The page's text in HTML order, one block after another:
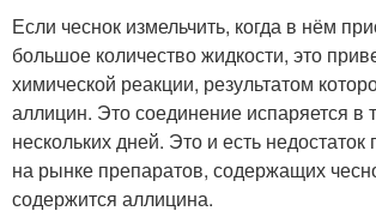
Если чеснок измельчить, когда в нём
большое количество жидкости, это
химической реакции, результатом
аллицин. Это соединение испаряется в
нескольких дней. Это и есть
на рынке препаратов, содержащих
содержится аллицина.